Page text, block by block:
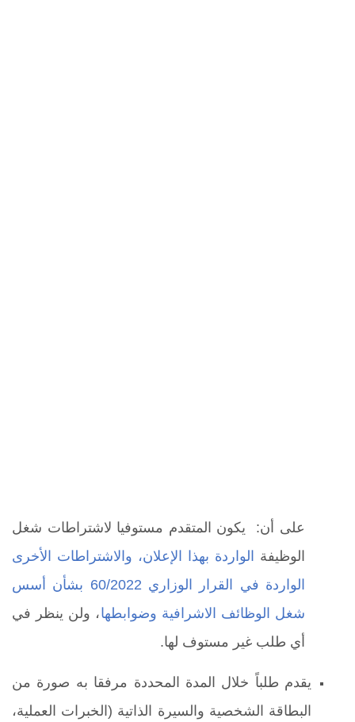
على أن: يكون المتقدم مستوفيا لاشتراطات شغل
الوظيفة
الواردة بهذا الإعلان، والاشتراطات الأخرى
الواردة في القرار الوزاري 60/2022 بشأن أسس
شغل الوظائف الاشرافية وضوابطها، ولن ينظر في
أي طلب غير مستوف لها.
يقدم طلباً خلال المدة المحددة مرفقا به صورة من
البطاقة الشخصية والسيرة الذاتية (الخبرات العملية،